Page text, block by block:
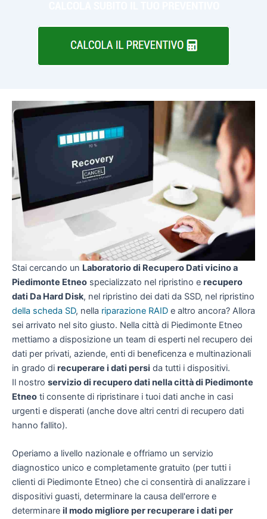
Stai cercando un Laboratorio di Recupero Dati vicino a
Piedimonte Etneo specializzato nel ripristino e recupero
dati Da Hard Disk, nel ripristino dei dati da SSD, nel ripristino
della scheda SD, nella riparazione RAID e altro ancora? Allora
sei arrivato nel sito giusto. Nella città di Piedimonte Etneo
mettiamo a disposizione un team di esperti nel recupero dei
dati per privati, aziende, enti di beneficenza e multinazionali
in grado di recuperare i dati persi da tutti i dispositivi.
Il nostro servizio di recupero dati nella città di Piedimonte
Etneo ti consente di ripristinare i tuoi dati anche in casi
urgenti e disperati (anche dove altri centri di recupero dati
hanno fallito).
Operiamo a livello nazionale e offriamo un servizio
diagnostico unico e completamente gratuito (per tutti i
clienti di Piedimonte Etneo) che ci consentirà di analizzare i
dispositivi guasti, determinare la causa dell'errore e
determinare il modo migliore per recuperare i dati per